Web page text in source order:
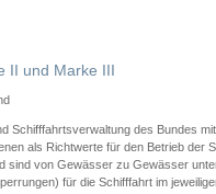
II und Marke III
Schifffahrtsverwaltung des Bundes
als Richtwerte für den Betrieb der
sind von Gewässer zu Gewässer
für die Schifffahrt im